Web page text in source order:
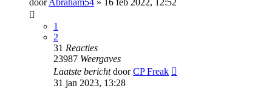
doorAbraham54 » 16 feb 2022, 12:52
1
2
31 Reacties
23987 Weergaves
Laatste berichtdoorCP Freak
31 jan 2023, 13:28